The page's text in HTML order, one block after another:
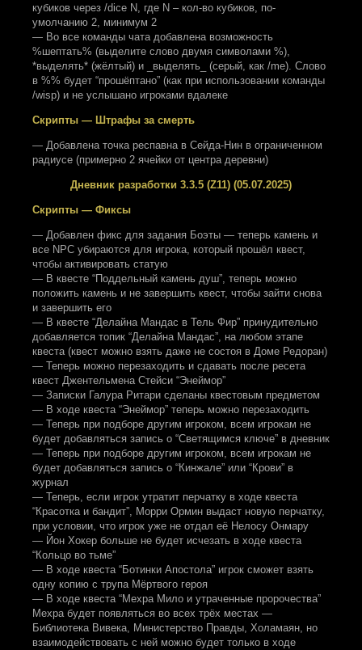
кубиков через /dice N, где N – кол-во кубиков, по-
умолчанию 2, минимум 2
— Во все команды чата добавлена возможность
%шептать% (выделите слово двумя символами %),
*выделять* (жёлтый) и _выделять_ (серый, как /me). Слово
в %% будет “прошёптано” (как при использовании команды
/wisp) и не услышано игроками вдалеке
Скрипты — Штрафы за смерть
— Добавлена точка респавна в Сейда-Нин в ограниченном
радиусе (примерно 2 ячейки от центра деревни)
Дневник разработки 3.3.5 (Z11) (05.07.2025)
Скрипты — Фиксы
— Добавлен фикс для задания Боэты — теперь камень и
все NPC убираются для игрока, который прошёл квест,
чтобы активировать статую
— В квесте “Поддельный камень душ”, теперь можно
положить камень и не завершить квест, чтобы зайти снова
и завершить его
— В квесте “Делайна Мандас в Тель Фир” принудительно
добавляется топик “Делайна Мандас”, на любом этапе
квеста (квест можно взять даже не состоя в Доме Редоран)
— Теперь можно перезаходить и сдавать после ресета
квест Джентельмена Стейси “Энеймор”
— Записки Галура Ритари сделаны квестовым предметом
— В ходе квеста “Энеймор” теперь можно перезаходить
— Теперь при подборе другим игроком, всем игрокам не
будет добавляться запись о “Светящимся ключе” в дневник
— Теперь при подборе другим игроком, всем игрокам не
будет добавляться запись о “Кинжале” или “Крови” в
журнал
— Теперь, если игрок утратит перчатку в ходе квеста
“Красотка и бандит”, Морри Ормин выдаст новую перчатку,
при условии, что игрок уже не отдал её Нелосу Онмару
— Йон Хокер больше не будет исчезать в ходе квеста
“Кольцо во тьме”
— В ходе квеста “Ботинки Апостола” игрок сможет взять
одну копию с трупа Мёртвого героя
— В ходе квеста “Мехра Мило и утраченные пророчества”
Мехра будет появляться во всех трёх местах —
Библиотека Вивека, Министерство Правды, Холамаян, но
взаимодействовать с ней можно будет только в ходе